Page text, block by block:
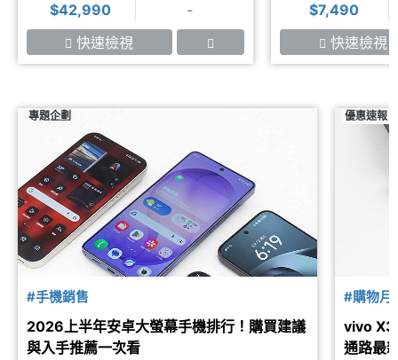
$42,990
-
快速檢視
$7,490
快速檢視
專題企劃
#手機銷售
2026上半年安卓大螢幕手機排行！購買建議
與入手推薦一次看
優惠速報
#購物月
vivo
通路最